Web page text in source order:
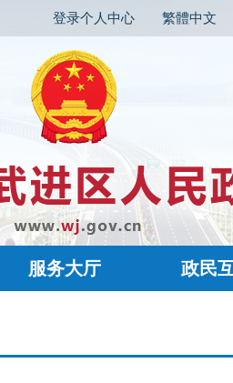
登录个人中心 繁體中文
服务大厅 政民